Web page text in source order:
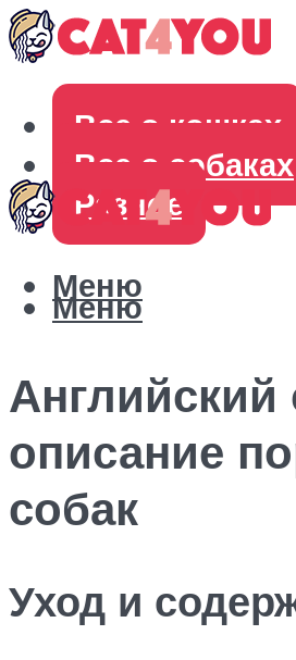
Все о кошках
Все о собаках
Разное
Меню
Меню
Английский
описание
собак
Уход и